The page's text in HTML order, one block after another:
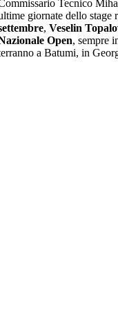
Tecnico
giornate dello
,Veselin
Open, sempre
a Batumi, in